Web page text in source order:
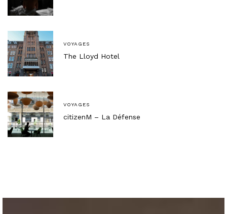
VOYAGES
The Lloyd Hotel
VOYAGES
citizenM – La Défense